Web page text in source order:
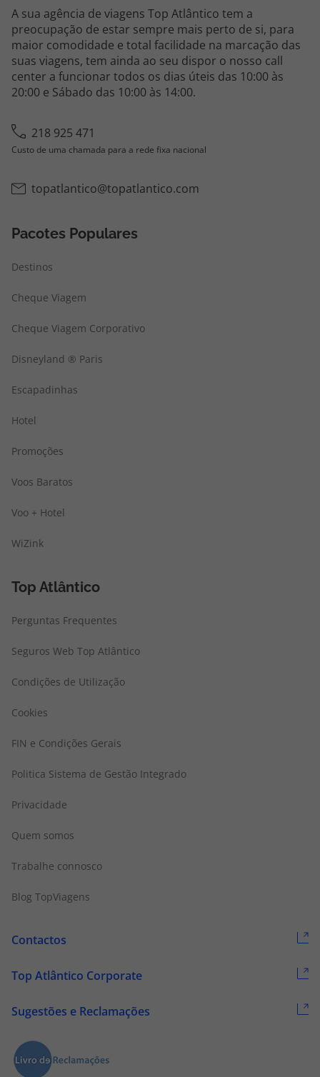
A sua agência de viagens Top Atlântico tem a
preocupação de estar sempre mais perto de si, para
maior comodidade e total facilidade na marcação das
suas viagens, tem ainda ao seu dispor o nosso call
center a funcionar todos os dias úteis das 10:00 às
20:00 e Sábado das 10:00 às 14:00.
218 925 471
Custo de uma chamada para a rede fixa nacional
topatlantico@topatlantico.com
Pacotes Populares
Destinos
Cheque Viagem
Cheque Viagem Corporativo
Disneyland ® Paris
Escapadinhas
Hotel
Promoções
Voos Baratos
Voo + Hotel
WiZink
Top Atlântico
Perguntas Frequentes
Seguros Web Top Atlântico
Condições de Utilização
Cookies
FIN e Condições Gerais
Politica Sistema de Gestão Integrado
Privacidade
Quem somos
Trabalhe connosco
Blog TopViagens
Contactos
Top Atlântico Corporate
Sugestões e Reclamações